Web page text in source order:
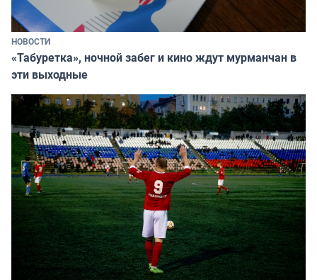
НОВОСТИ
«Табуретка», ночной забег и кино ждут мурманчан в
эти выходные